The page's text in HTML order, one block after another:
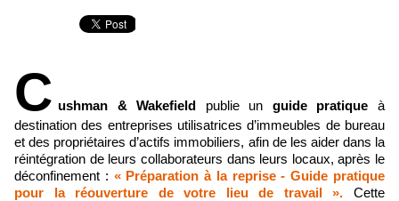
C ushman & Wakefield publie un guide pratique à
destination des entreprises utilisatrices d’immeubles de bureau
et des propriétaires d’actifs immobiliers, afin de les aider dans la
réintégration de leurs collaborateurs dans leurs locaux, après le
déconfinement : « Préparation à la reprise - Guide pratique
pour la réouverture de votre lieu de travail ». Cette